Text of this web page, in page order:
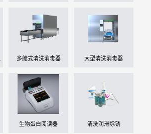
多舱式清洗消毒器 大型清洗消毒器
生物蛋白阅读器 清洗润滑除锈